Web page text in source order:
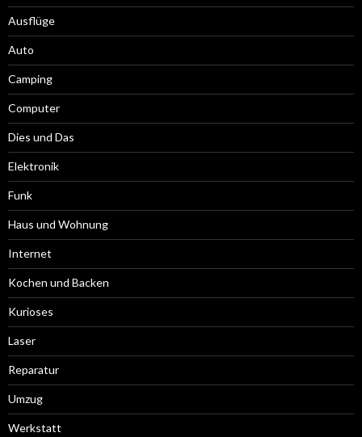
Ausflüge
Auto
Camping
Computer
Dies und Das
Elektronik
Funk
Haus und Wohnung
Internet
Kochen und Backen
Kurioses
Laser
Reparatur
Umzug
Werkstatt